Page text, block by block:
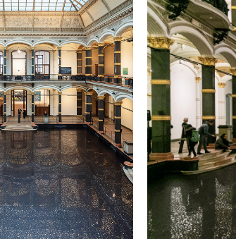
11,
SERPENT (VERSION) at Gropius Bau,
May 19, 2023 -
Installation view of